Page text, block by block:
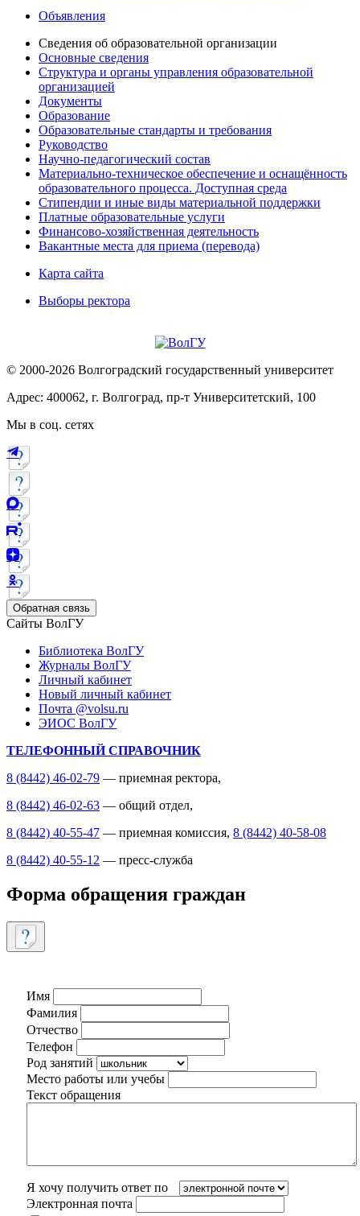
Объявления
Сведения об образовательной организации
Основные сведения
Структура и органы управления образовательной
организацией
Документы
Образование
Образовательные стандарты и требования
Руководство
Научно-педагогический состав
Материально-техническое обеспечение и оснащённость
образовательного процесса. Доступная среда
Стипендии и иные виды материальной поддержки
Платные образовательные услуги
Финансово-хозяйственная деятельность
Вакантные места для приема (перевода)
Карта сайта
Выборы ректора
© 2000-2026 Волгоградский государственный университет
Адрес: 400062, г. Волгоград, пр-т Университетский, 100
Мы в соц. сетях
Обратная связь
Сайты ВолГУ
Библиотека ВолГУ
Журналы ВолГУ
Личный кабинет
Новый личный кабинет
Почта @volsu.ru
ЭИОС ВолГУ
ТЕЛЕФОННЫЙ СПРАВОЧНИК
8 (8442) 46-02-79 — приемная ректора,
8 (8442) 46-02-63 — общий отдел,
8 (8442) 40-55-47 — приемная комиссия, 8 (8442) 40-58-08
8 (8442) 40-55-12 — пресс-служба
Форма обращения граждан
Имя
Фамилия
Отчество
Телефон
Род занятий
Место работы или учебы
Текст обращения
Я хочу получить ответ по
Электронная почта